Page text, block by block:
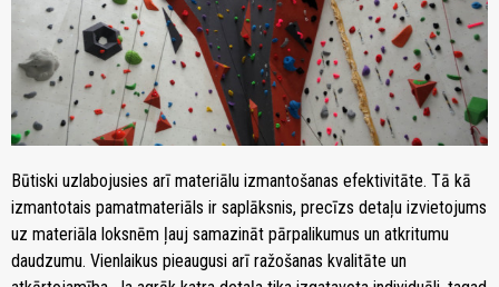
Būtiski uzlabojusies arī materiālu izmantošanas efektivitāte. Tā kā
izmantotais pamatmateriāls ir saplāksnis, precīzs detaļu izvietojums
uz materiāla loksnēm ļauj samazināt pārpalikumus un atkritumu
daudzumu. Vienlaikus pieaugusi arī ražošanas kvalitāte un